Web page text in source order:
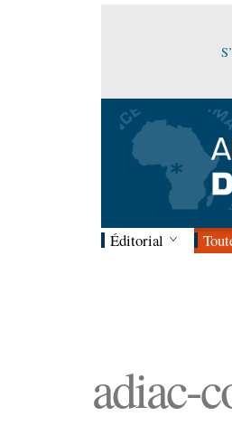
Éditorial
adiac-